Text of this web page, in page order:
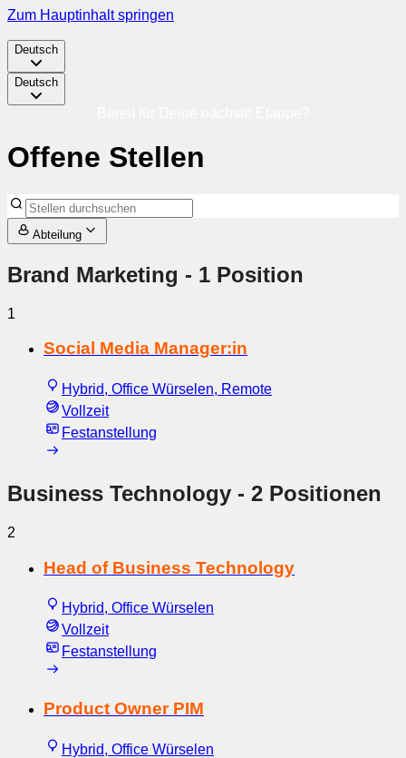
Zum Hauptinhalt springen
Deutsch
Deutsch
Offene Stellen
Abteilung
Brand Marketing - 1 Position
1
Social Media Manager:in
Hybrid, Office Würselen, Remote
Vollzeit
Festanstellung
Business Technology - 2 Positionen
2
Head of Business Technology
Hybrid, Office Würselen
Vollzeit
Festanstellung
Product Owner PIM
Hybrid, Office Würselen